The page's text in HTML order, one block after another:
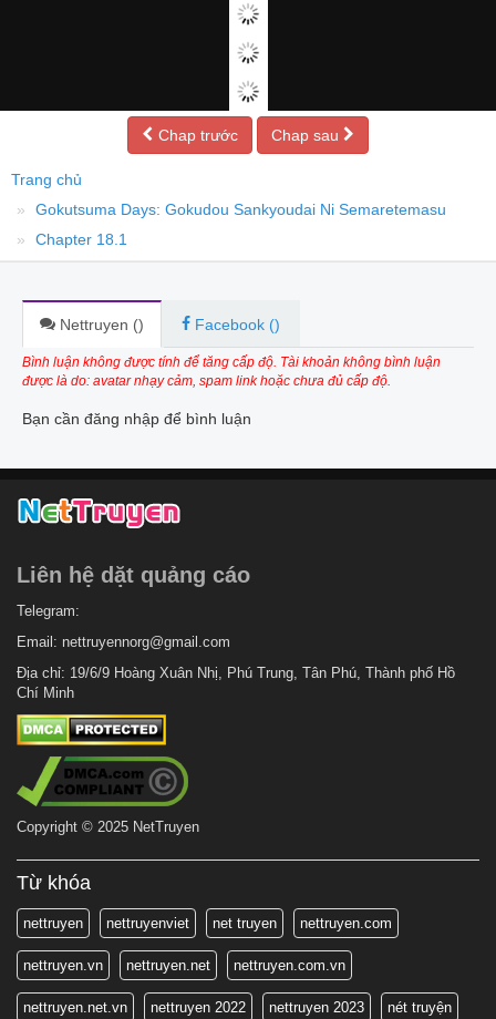
Chap trước Chap sau
Trang chủ
Gokutsuma Days: Gokudou Sankyoudai Ni Semaretemasu
Chapter 18.1
Nettruyen () Facebook ()
Bình luận không được tính để tăng cấp độ. Tài khoản không bình luận
được là do: avatar nhạy cảm, spam link hoặc chưa đủ cấp độ.
Bạn cần đăng nhập để bình luận
Liên hệ dặt quảng cáo
Telegram:
Email: nettruyennorg@gmail.com
Địa chỉ: 19/6/9 Hoàng Xuân Nhị, Phú Trung, Tân Phú, Thành phố Hồ
Chí Minh
Copyright © 2025 NetTruyen
Từ khóa
nettruyen nettruyenviet net truyen nettruyen.com
nettruyen.vn nettruyen.net nettruyen.com.vn
nettruyen.net.vn nettruyen 2022 nettruyen 2023 nét truyện